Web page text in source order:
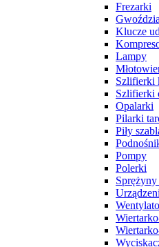
Frezarki
Klucze
Lampy
Szlifierki
Szlifierki
Opalarki
Pilarki
Piły
Pompy
Polerki